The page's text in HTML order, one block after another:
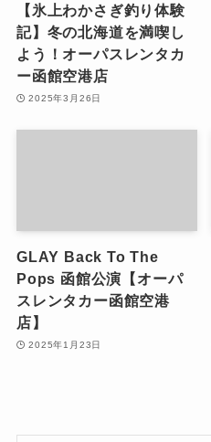
【氷上わかさぎ釣り体験
記】冬の北海道を満喫し
よう！オーパスレンタカ
ー函館空港店
2025年3月26日
GLAY Back To The
Pops 函館公演【オーパ
スレンタカー函館空港
店】
2025年1月23日